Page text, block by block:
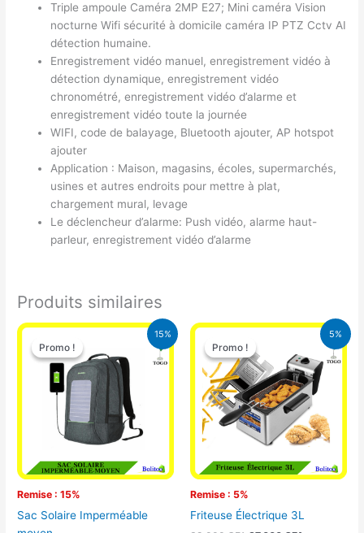
Triple ampoule Caméra 2MP E27; Mini caméra Vision
nocturne Wifi sécurité à domicile caméra IP PTZ Cctv AI
détection humaine.
Enregistrement vidéo manuel, enregistrement vidéo à
détection dynamique, enregistrement vidéo
chronométré, enregistrement vidéo d’alarme et
enregistrement vidéo toute la journée
WIFI, code de balayage, Bluetooth ajouter, AP hotspot
ajouter
Application : Maison, magasins, écoles, supermarchés,
usines et autres endroits pour mettre à plat,
chargement mural, levage
Le déclencheur d’alarme: Push vidéo, alarme haut-
parleur, enregistrement vidéo d’alarme
Produits similaires
15%
Promo !
Remise : 15%
Promo !
Sac Solaire Imperméable
Le
prix
initial
était :
29.500 CFA.
Le
prix
actuel
5%
Promo !
Remise : 5%
Promo !
Friteuse Électrique 3L
Le
initial
était :
39.000 CFA.
Le
prix
actuel
est :
37.000 CFA.